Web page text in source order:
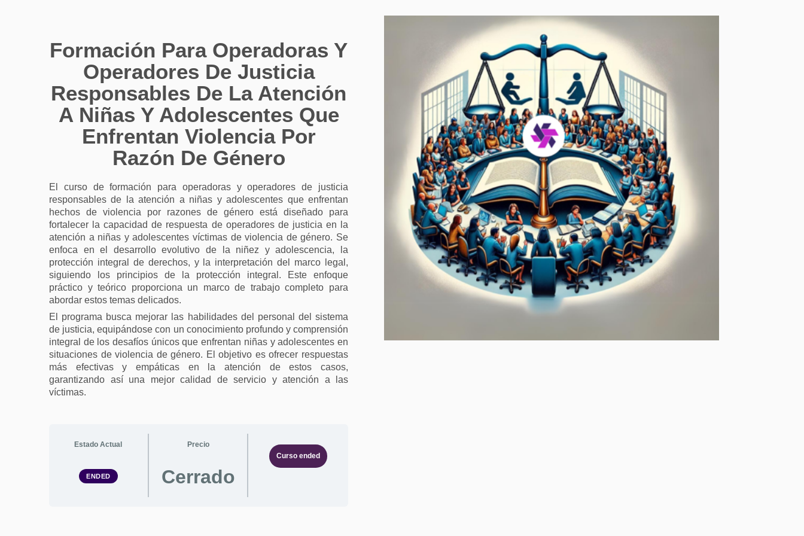
Formación Para Operadoras Y
Operadores De Justicia
Responsables De La Atención
A Niñas Y Adolescentes Que
Enfrentan Violencia Por
Razón De Género
El curso de formación para operadoras y operadores de justicia
responsables de la atención a niñas y adolescentes que enfrentan
hechos de violencia por razones de género está diseñado para
fortalecer la capacidad de respuesta de operadores de justicia en la
atención a niñas y adolescentes víctimas de violencia de género. Se
enfoca en el desarrollo evolutivo de la niñez y adolescencia, la
protección integral de derechos, y la interpretación del marco legal,
siguiendo los principios de la protección integral. Este enfoque
práctico y teórico proporciona un marco de trabajo completo para
abordar estos temas delicados​​.
El programa busca mejorar las habilidades del personal del sistema
de justicia, equipándose con un conocimiento profundo y comprensión
integral de los desafíos únicos que enfrentan niñas y adolescentes en
situaciones de violencia de género. El objetivo es ofrecer respuestas
más efectivas y empáticas en la atención de estos casos,
garantizando así una mejor calidad de servicio y atención a las
víctimas​​.
Estado Actual
ENDED
Precio
Cerrado
Curso ended